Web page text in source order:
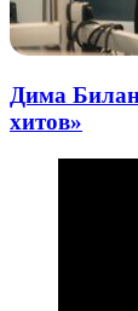
Дима
хитов»